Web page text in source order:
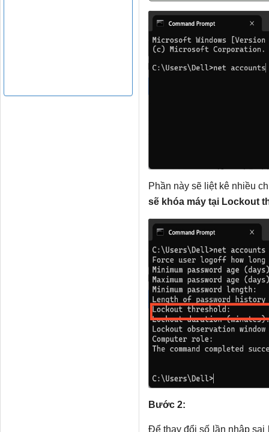
Phần này sẽ liệt kê nhiều
sẽ khóa máy tại Lockout
Bước 2:
Để thay đổi số lần nhập sai